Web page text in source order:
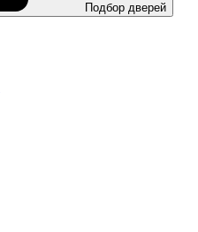
Подбор дверей